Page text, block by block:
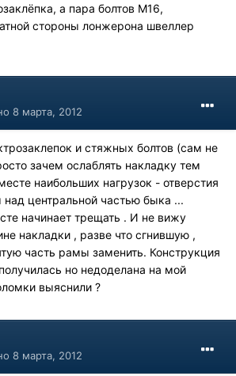
а пара болтов М16,
стороны лонжерона швеллер
8 марта, 2012
и стяжных болтов (сам не
зачем ослаблять накладку тем
наибольших нагрузок - отверстия
центральной частью быка ...
начинает трещать . И не вижу
накладки , разве что сгнившую ,
часть рамы заменить. Конструкция
но недоделана на мой
выяснили ?
8 марта, 2012